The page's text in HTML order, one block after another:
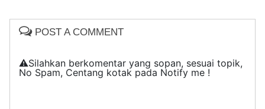
POST A COMMENT
⚠️Silahkan berkomentar yang sopan, sesuai topik,
No Spam, Centang kotak pada Notify me !